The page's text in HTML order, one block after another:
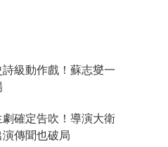
詩級動作戲！蘇志燮一
劇確定告吹！導演大衛
傳聞也破局